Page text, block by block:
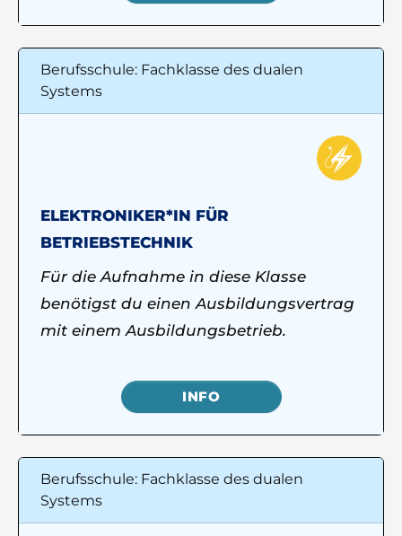
Berufsschule: Fachklasse des dualen
Systems
ELEKTRONIKER*IN FÜR
BETRIEBSTECHNIK
Für die Aufnahme in diese Klasse
benötigst du einen Ausbildungsvertrag
mit einem Ausbildungsbetrieb.
INFO
Berufsschule: Fachklasse des dualen
Systems